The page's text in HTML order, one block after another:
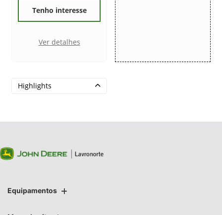
Tenho interesse
Ver detalhes
Highlights
Equipamentos